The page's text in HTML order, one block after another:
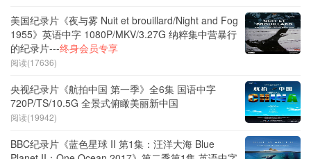
美国纪录片《夜与雾 Nuit et brouillard/Night and Fog
1955》英语中字 1080P/MKV/3.27G 纳粹集中营暴行
的纪录片---终身会员专享
阅读(17636)
央视纪录片《航拍中国 第一季》全6集 国语中字
720P/TS/10.5G 全景式俯瞰美丽新中国
阅读(19942)
BBC纪录片《蓝色星球 II 第1集：汪洋大海 Blue